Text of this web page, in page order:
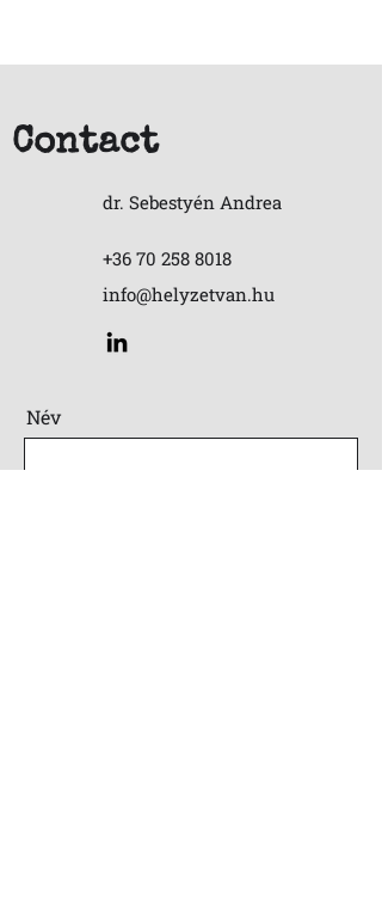
Contact
dr. Sebestyén Andrea
+36 70 258 8018
info@helyzetvan.hu
Név